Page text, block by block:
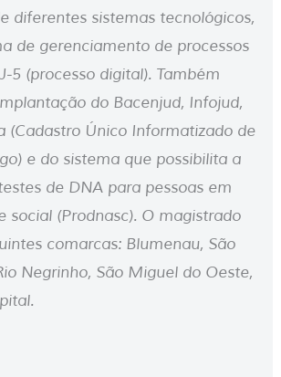
diferentes sistemas tecnológicos,
de gerenciamento de processos
5 (processo digital). Também
do Bacenjud, Infojud,
(Cadastro Único Informatizado de
e do sistema que possibilita a
de DNA para pessoas em
social (Prodnasc). O magistrado
comarcas: Blumenau, São
Negrinho, São Miguel do Oeste,